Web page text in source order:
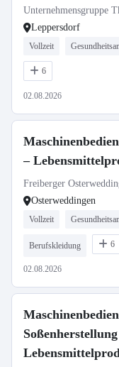
Unternehmensgruppe
Leppersdorf
Vollzeit
6
02.08.2026
–
Freiberger
Osterweddingen
Vollzeit
Berufskleidung 6
02.08.2026